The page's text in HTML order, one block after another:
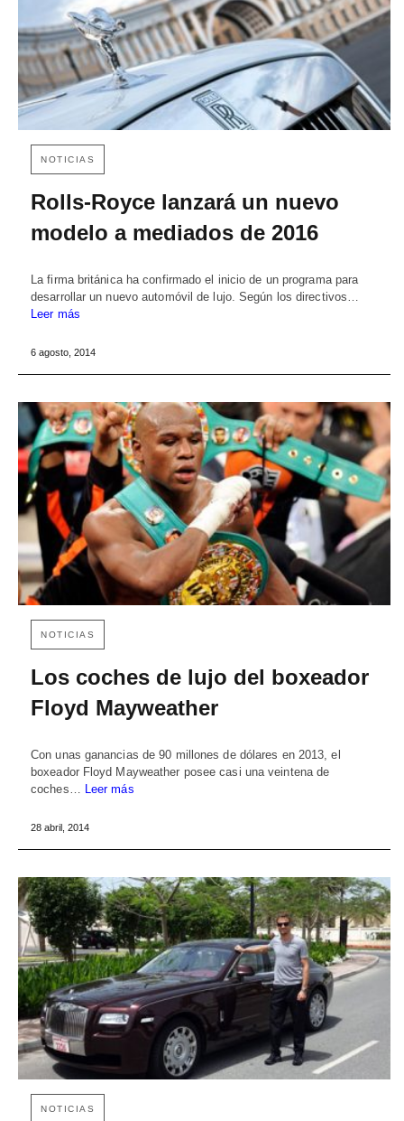
NOTICIAS
Rolls-Royce lanzará un nuevo
modelo a mediados de 2016
La firma británica ha confirmado el inicio de un programa para
desarrollar un nuevo automóvil de lujo. Según los directivos…
Leer más
6 agosto, 2014
NOTICIAS
Los coches de lujo del boxeador
Floyd Mayweather
Con unas ganancias de 90 millones de dólares en 2013, el
boxeador Floyd Mayweather posee casi una veintena de
coches…
Leer más
28 abril, 2014
NOTICIAS